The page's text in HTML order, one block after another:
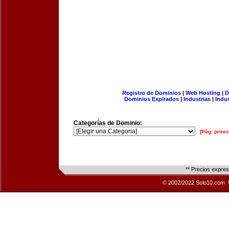
Registro de Dominios| Web Hosting |
Dominios Expirados | Industrias |
Categorías de Dominio:
[Pág.
** Precios
© 2002/2022 Solo10.com